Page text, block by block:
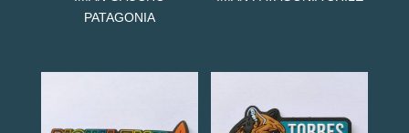
PATAGONIA